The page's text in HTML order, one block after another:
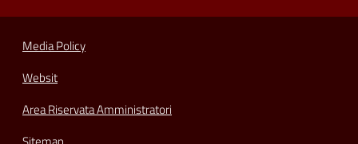
Media Policy
Websit
Area Riservata Amministratori